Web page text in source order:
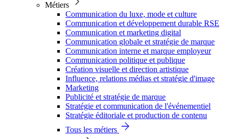
Métiers
Communication du luxe, mode et culture
Communication et développement durable RSE
Communication et marketing digital
Communication globale et stratégie de marque
Communication interne et marque employeur
Communication politique et publique
Création visuelle et direction artistique
Influence, relations médias et stratégie d'image
Marketing
Publicité et stratégie de marque
Stratégie et communication de l'événementiel
Stratégie éditoriale et production de contenu
Tous les métiers